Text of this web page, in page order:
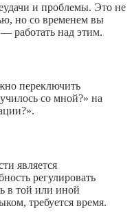
и проблемы. Это не
но со временем вы
работать над этим.
переключить
со мной?» на
является
регулировать
в той или иной
требуется время.